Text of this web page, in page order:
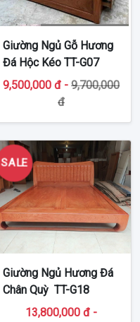
Giường Ngủ Gỗ Hương
Đá Hộc Kéo TT-G07
9,500,000 đ - 9,700,000
đ
SALE
Giường Ngủ Hương Đá
Chân Quỳ TT-G18
13,800,000 đ -